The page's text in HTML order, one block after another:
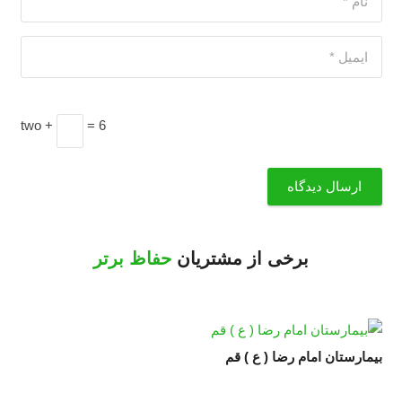
two + = 6
ارسال دیدگاه
برخی از مشتریان حفاظ برتر
بیمارستان امام رضا ( ع ) قم